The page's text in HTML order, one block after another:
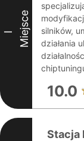
I Miejsce
silników,
działania
10.0
Stacja